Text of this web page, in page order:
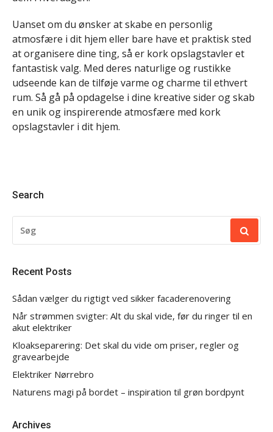
Uanset om du ønsker at skabe en personlig
atmosfære i dit hjem eller bare have et praktisk sted
at organisere dine ting, så er kork opslagstavler et
fantastisk valg. Med deres naturlige og rustikke
udseende kan de tilføje varme og charme til ethvert
rum. Så gå på opdagelse i dine kreative sider og skab
en unik og inspirerende atmosfære med kork
opslagstavler i dit hjem.
Search
EFTER:
Recent Posts
Sådan vælger du rigtigt ved sikker facaderenovering
Når strømmen svigter: Alt du skal vide, før du ringer til en
akut elektriker
Kloakseparering: Det skal du vide om priser, regler og
gravearbejde
Elektriker Nørrebro
Naturens magi på bordet – inspiration til grøn bordpynt
Archives